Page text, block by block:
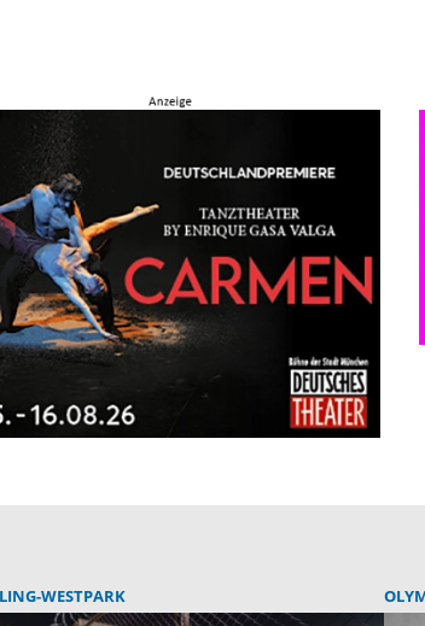
WESTPARK